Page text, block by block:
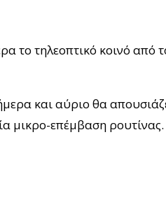
το τηλεοπτικό κοινό
και αύριο θα
μικρο-επέμβαση ρουτίνας.